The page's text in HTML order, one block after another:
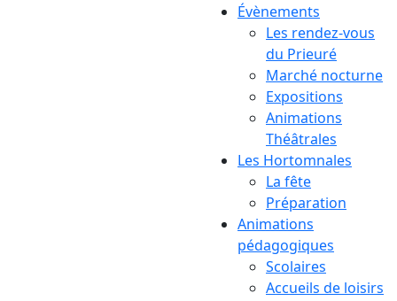
Évènements
Les rendez-vous
du Prieuré
Marché nocturne
Expositions
Animations
Théâtrales
Les Hortomnales
La fête
Préparation
Animations
pédagogiques
Scolaires
Accueils de loisirs